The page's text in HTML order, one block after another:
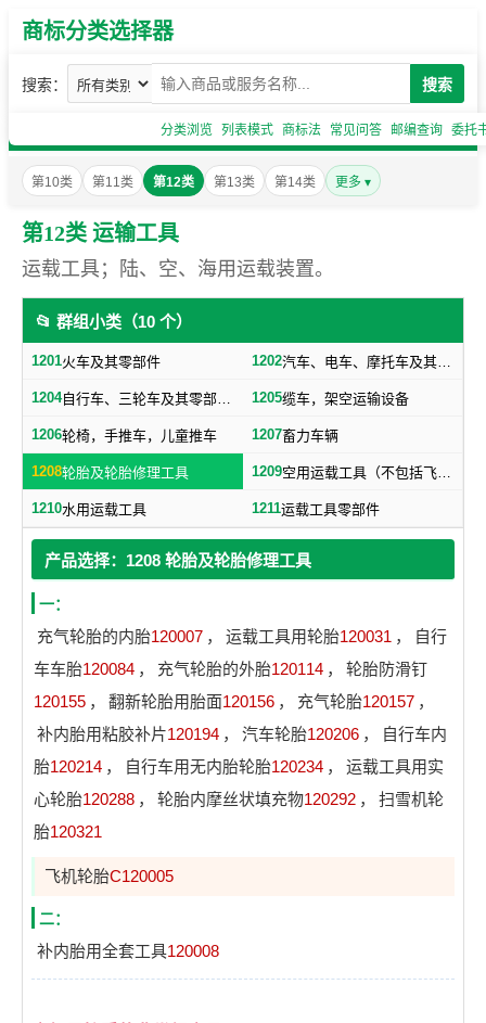
商标分类选择器
搜索： 搜索
分类浏览 列表模式 商标法 常见问答 邮编查询 委托
第10类 第11类 第12类 第13类 第14类 更多 ▾
第12类 运输工具
运载工具；陆、空、海用运载装置。
📂 群组小类（10 个）
1201火车及其零部件 1202 汽车、电车、摩托车及其零部件（不包括轮胎）
1204 自行车、三轮车及其零部件（不包括轮胎） 1205缆车，架空运输设备
1206轮椅，手推车，儿童推车 1207畜力车辆
1208轮胎及轮胎修理工具 1209 空用运载工具（不包括飞机轮胎）
1210水用运载工具 1211运载工具零部件
产品选择：1208 轮胎及轮胎修理工具
一：
充气轮胎的内胎120007 ， 运载工具用轮胎120031 ，
自行
车车胎120084 ， 充气轮胎的外胎120114 ，
轮胎防滑钉
120155 ， 翻新轮胎用胎面120156 ， 充气轮胎120157 ，
补内胎用粘胶补片120194 ， 汽车轮胎120206 ，
自行车内
胎120214 ， 自行车用无内胎轮胎120234 ，
运载工具用实
心轮胎120288 ， 轮胎内摩丝状填充物120292 ，
扫雪机轮
胎120321
飞机轮胎C120005
二：
补内胎用全套工具120008